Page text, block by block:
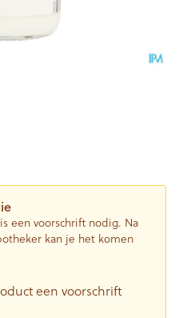
een voorschrift nodig. Na
kan je het komen
een voorschrift